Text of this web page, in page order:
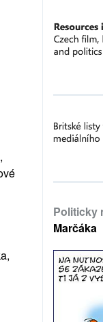
Politicky
Marčáka